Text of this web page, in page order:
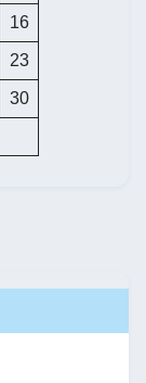
16
23
30